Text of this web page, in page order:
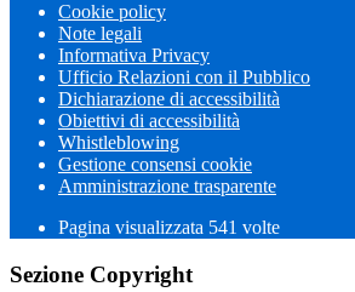
Cookie policy
Note legali
Informativa Privacy
Ufficio Relazioni con il Pubblico
Dichiarazione di accessibilità
Obiettivi di accessibilità
Whistleblowing
Gestione consensi cookie
Amministrazione trasparente
Pagina visualizzata 541 volte
Sezione Copyright